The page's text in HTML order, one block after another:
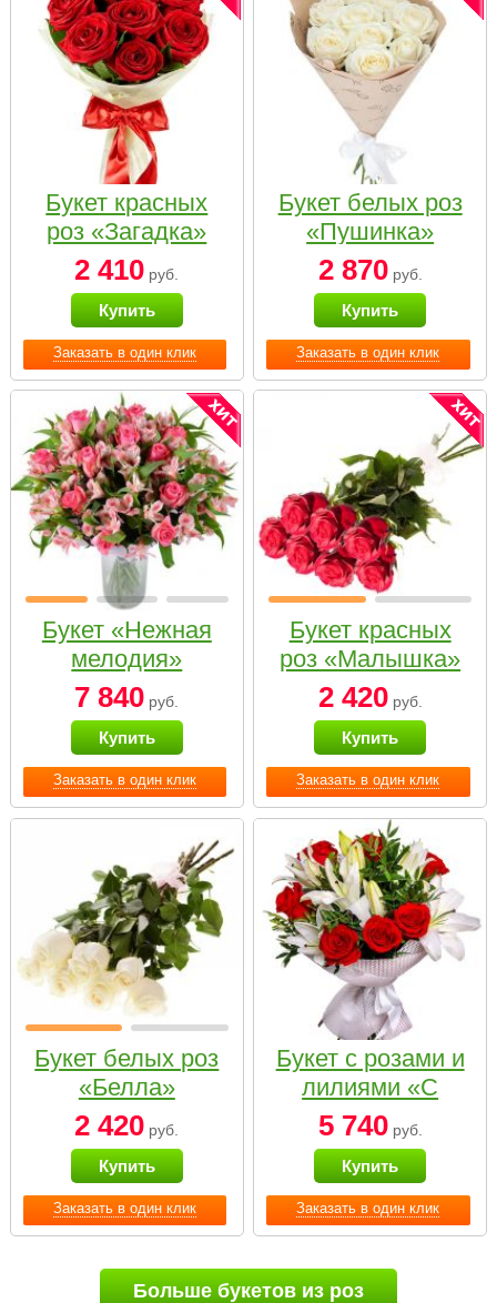
Заказать в один клик
Букет красных
роз «Загадка»
2 410 руб.
Купить
Заказать в один клик
Букет белых роз
«Пушинка»
2 870руб.
Купить
Заказать в один клик
Букет «Нежная
мелодия»
7 840 руб.
Купить
Заказать в один клик
Букет красных
роз «Малышка»
2 420руб.
Купить
Заказать в один клик
Букет белых роз
«Белла»
2 420 руб.
Купить
Заказать в один клик
Букет с розами и
лилиями «С
наилучшими
пожеланиями»
5 740руб.
Купить
Больше букетов из роз